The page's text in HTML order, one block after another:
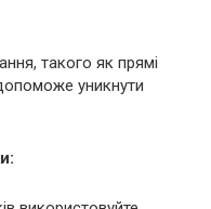
такого як прямі
уникнути